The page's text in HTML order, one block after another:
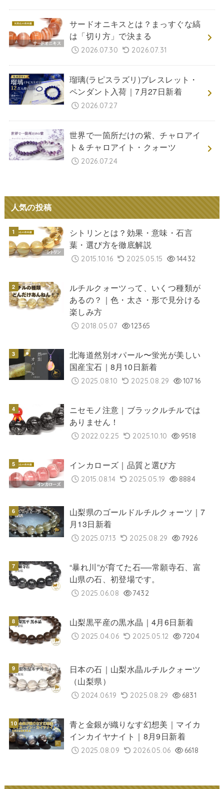
サードオニキスとは？まっすぐな縞
は「切り方」で決まる
2026.07.30 2026.07.31
瑠璃(ラピスラズリ)ブレスレット・
ペンダント入荷｜7月27日新着
2026.07.27
世界で一箇所だけの紫、チャロアイ
ト＆チャロアイト・クォーツ
2026.07.24
人気の投稿
シトリンとは？効果・意味・石言
葉・選び方を徹底解説
2015.10.16 2025.05.15 14432
ルチルクォーツって、いくつ種類が
あるの？｜色・太さ・形で見分ける
楽しみ方
2018.05.07 12365
北海道然別オパール〜蛍光が美しい
国産宝石｜8月10日新着
2025.08.10 2025.08.29 10716
ニセモノ注意｜ブラックルチルでは
ありません！
2022.02.25 2025.10.10 9518
インカローズ｜品質と選び方
2015.08.14 2025.05.19 8884
山梨県のゴールドルチルクォーツ｜7
月13日新着
2025.07.13 2025.08.29 7926
“暴れ川”が育てた石──常願寺石、富
山県の石、初登場です。
2025.06.08 7432
山梨黒平産の黒水晶｜4月6日新着
2025.04.06 2025.05.12 7204
日本の石｜山梨水晶ルチルクォーツ
（山梨県）
2024.06.19 2025.08.29 6831
青と金銀が織りなす幻想美｜マイカ
インカイヤナイト｜8月9日新着
2025.08.09 2026.05.06 6618